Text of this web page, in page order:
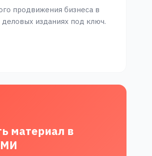
продвижения бизнеса в
изданиях под ключ.
материал в